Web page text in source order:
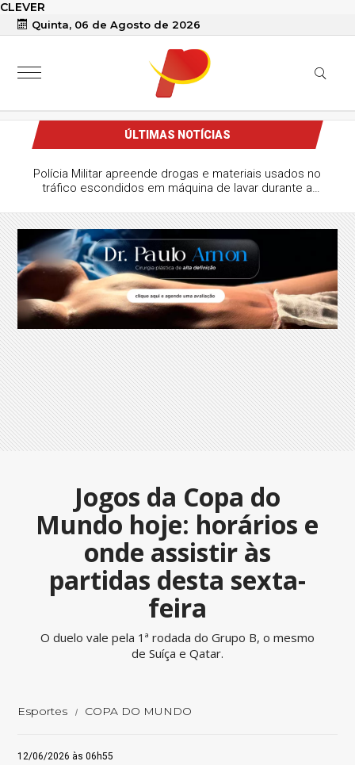
CLEVER
Quinta, 06 de Agosto de 2026
ÚLTIMAS NOTÍCIAS
avança no Ideb e registra o 5º maior crescimento
do ensino médio estadual no país
Jogos da Copa do
Mundo hoje: horários e
onde assistir às
partidas desta sexta-
feira
O duelo vale pela 1ª rodada do Grupo B, o mesmo
de Suíça e Qatar.
Esportes COPA DO MUNDO
12/06/2026 às 06h55